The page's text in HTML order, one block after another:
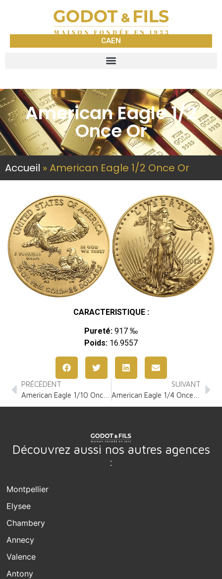
CAEN
American Eagle 1/2
Once Or
Accueil »American Eagle 1/2 Once Or
CARACTERISTIQUE :
Pureté: 917 ‰
Poids: 16.9557
PRÉCÉDENT
SUIVANT
Découvrez aussi nos autres agences
:
Montpellier
Elysee
Chambery
Annecy
Valence
Antony